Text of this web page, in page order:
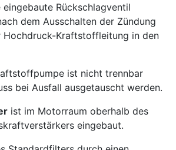
eingebaute Rückschlagventil
dem Ausschalten der Zündung
Kraftstoffleitung in den
ist nicht trennbar
bei Ausfall ausgetauscht werden.
ist im Motorraum oberhalb des
eingebaut.